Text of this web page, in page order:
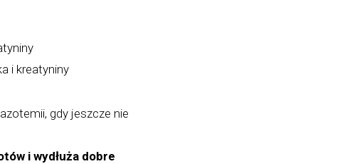
i kreatyniny
gdy jeszcze nie
i wydłuża dobre